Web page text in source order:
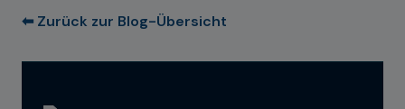
⬅ Zurück zur Blog-Übersicht